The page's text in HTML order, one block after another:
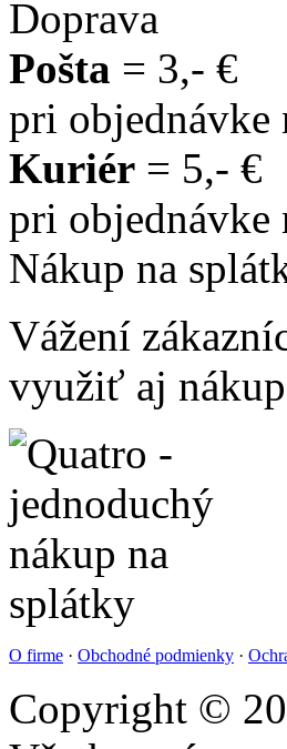
Doprava
Pošta = 3,- €
pri objednávke
Kuriér = 5,- €
pri objednávke
Nákup na
Vážení
využiť aj
O firme · Obchodné podmienky ·
Copyright ©